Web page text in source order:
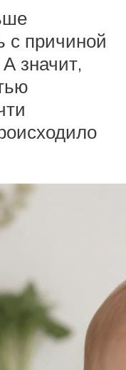
с причиной
значит,